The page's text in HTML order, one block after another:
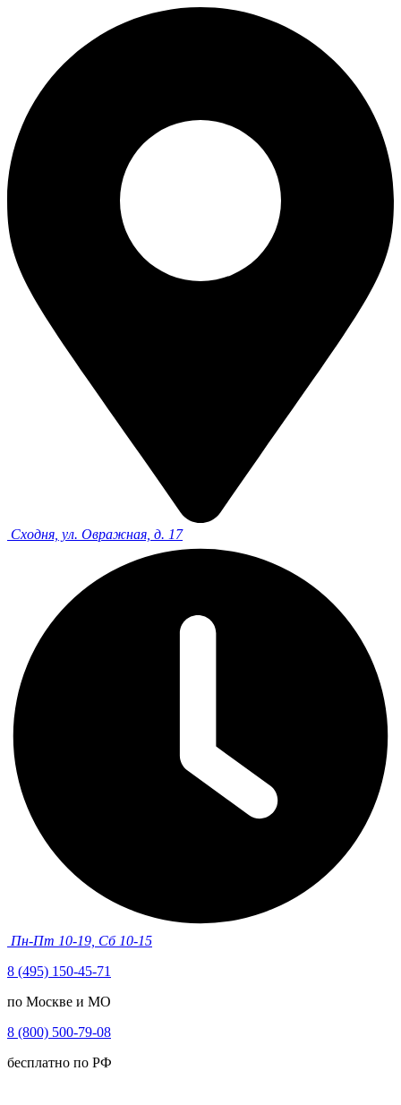
Сходня, ул. Овражная, д. 17
Пн-Пт 10-19, Сб 10-15
8 (495) 150-45-71
по Москве и МО
8 (800) 500-79-08
бесплатно по РФ